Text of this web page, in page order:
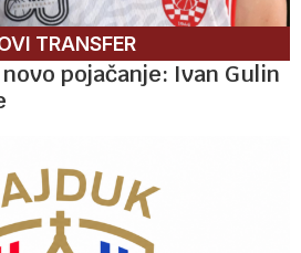
TRANSFER
pojačanje: Ivan Gulin